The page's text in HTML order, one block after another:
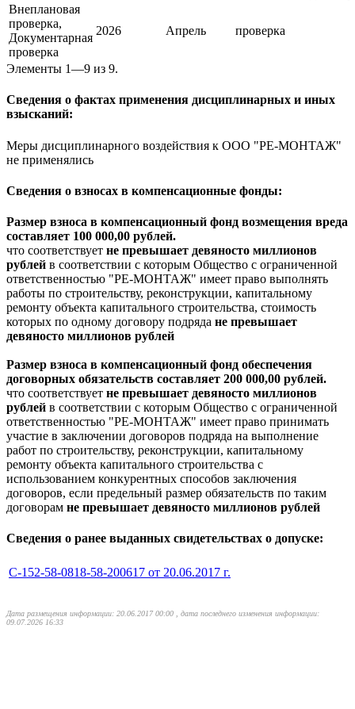
Внеплановая
проверка,
Документарная
проверка
2026 Апрель проверка
Элементы 1—9 из 9.
Сведения о фактах применения дисциплинарных и иных
взысканий:
Меры дисциплинарного воздействия к ООО "РЕ-МОНТАЖ"
не применялись
Сведения о взносах в компенсационные фонды:
Размер взноса в компенсационный фонд возмещения вреда
составляет 100 000,00 рублей.
что соответствует не превышает девяносто миллионов
рублей в соответствии с которым Общество с ограниченной
ответственностью "РЕ-МОНТАЖ" имеет право выполнять
работы по строительству, реконструкции, капитальному
ремонту объекта капитального строительства, стоимость
которых по одному договору подряда не превышает
девяносто миллионов рублей
Размер взноса в компенсационный фонд обеспечения
договорных обязательств составляет 200 000,00 рублей.
что соответствует не превышает девяносто миллионов
рублей в соответствии с которым Общество с ограниченной
ответственностью "РЕ-МОНТАЖ" имеет право принимать
участие в заключении договоров подряда на выполнение
работ по строительству, реконструкции, капитальному
ремонту объекта капитального строительства с
использованием конкурентных способов заключения
договоров, если предельный размер обязательств по таким
договорам не превышает девяносто миллионов рублей
Сведения о ранее выданных свидетельствах о допуске:
С-152-58-0818-58-200617 от 20.06.2017 г.
Дата размещения информации: 20.06.2017 00:00 , дата последнего изменения информации:
09.07.2026 16:33